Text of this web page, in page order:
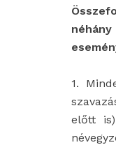
1.
előtt